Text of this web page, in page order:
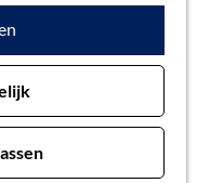
Petrus
18-2-1945